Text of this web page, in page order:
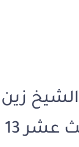
الشيخ زين